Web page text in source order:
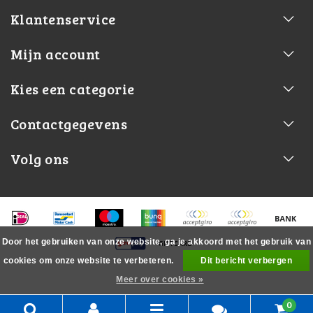
Klantenservice
Mijn account
Kies een categorie
Contactgegevens
Volg ons
0
Door het gebruiken van onze website, ga je akkoord met het gebruik van
cookies om onze website te verbeteren.
Dit bericht verbergen
Meer over cookies »